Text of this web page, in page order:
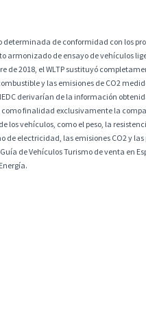
de conformidad con los
de ensayo de vehículos
de 2018, el WLTP sustituyó
y las emisiones de CO2
derivarían de la información
finalidad exclusivamente la
vehículos, como el peso, la
electricidad, las emisiones CO2 y
de Vehículos Turismo de venta en